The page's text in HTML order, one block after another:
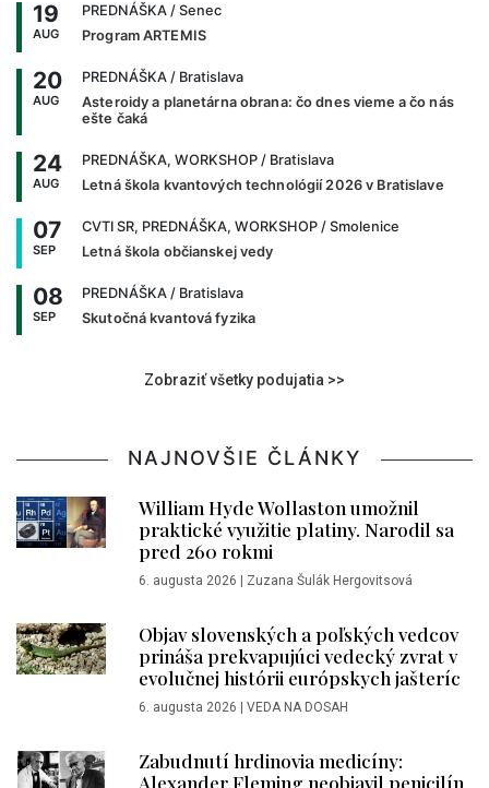
19
AUG
PREDNÁŠKA / Senec
Program ARTEMIS
20
AUG
PREDNÁŠKA / Bratislava
Asteroidy a planetárna obrana: čo dnes vieme a čo nás
ešte čaká
24
AUG
PREDNÁŠKA, WORKSHOP / Bratislava
Letná škola kvantových technológií 2026 v Bratislave
07
SEP
CVTI SR, PREDNÁŠKA, WORKSHOP / Smolenice
Letná škola občianskej vedy
08
SEP
PREDNÁŠKA / Bratislava
Skutočná kvantová fyzika
Zobraziť všetky podujatia >>
NAJNOVŠIE ČLÁNKY
William Hyde Wollaston umožnil
praktické využitie platiny. Narodil sa
pred 260 rokmi
6. augusta 2026 Zuzana Šulák Hergovitsová
Objav slovenských a poľských vedcov
prináša prekvapujúci vedecký zvrat v
evolučnej histórii európskych jašteríc
6. augusta 2026 VEDA NA DOSAH
Zabudnutí hrdinovia medicíny:
Alexander Fleming neobjavil penicilín